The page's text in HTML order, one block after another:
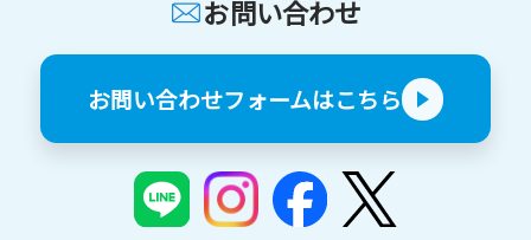
お問い合わせ
お問い合わせフォームはこちら